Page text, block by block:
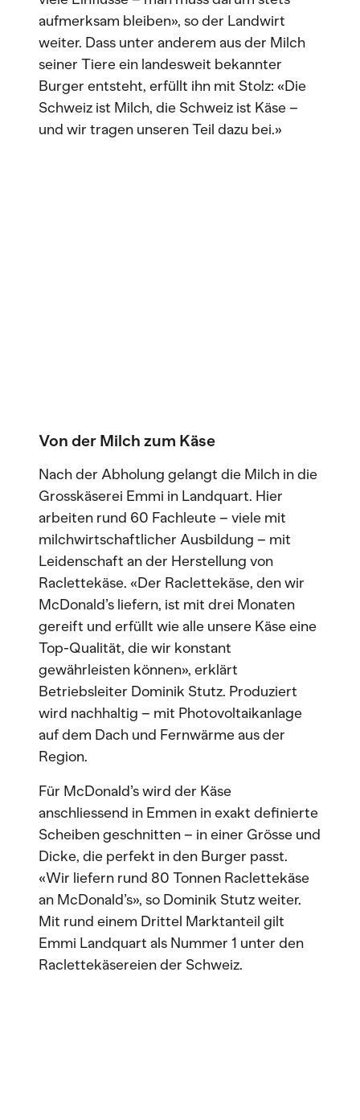
aufmerksam bleiben», so der Landwirt
weiter. Dass unter anderem aus der Milch
seiner Tiere ein landesweit bekannter
Burger entsteht, erfüllt ihn mit Stolz: «Die
Schweiz ist Milch, die Schweiz ist Käse –
und wir tragen unseren Teil dazu bei.»
Von der Milch zum Käse
Nach der Abholung gelangt die Milch in die
Grosskäserei Emmi in Landquart. Hier
arbeiten rund 60 Fachleute – viele mit
milchwirtschaftlicher Ausbildung – mit
Leidenschaft an der Herstellung von
Raclettekäse. «Der Raclettekäse, den wir
McDonald’s liefern, ist mit drei Monaten
gereift und erfüllt wie alle unsere Käse eine
Top-Qualität, die wir konstant
gewährleisten können», erklärt
Betriebsleiter Dominik Stutz. Produziert
wird nachhaltig – mit Photovoltaikanlage
auf dem Dach und Fernwärme aus der
Region.
Für McDonald’s wird der Käse
anschliessend in Emmen in exakt definierte
Scheiben geschnitten – in einer Grösse und
Dicke, die perfekt in den Burger passt.
«Wir liefern rund 80 Tonnen Raclettekäse
an McDonald’s», so Dominik Stutz weiter.
Mit rund einem Drittel Marktanteil gilt
Emmi Landquart als Nummer 1 unter den
Raclettekäsereien der Schweiz.